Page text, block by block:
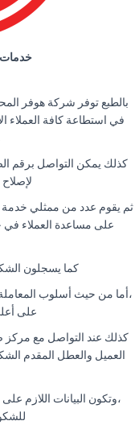
خدمات
بالطبع توفر شركة هوفر
في استطاعة كافة العملاء
كذلك يمكن التواصل برقم
ثم يقوم عدد من ممثلي خدمة
على مساعدة العملاء في
كما يسجلون
،أما من حيث أسلوب
على
كذلك عند التواصل مع مركز
العميل والعطل المقدم
،وتكون البيانات اللازم